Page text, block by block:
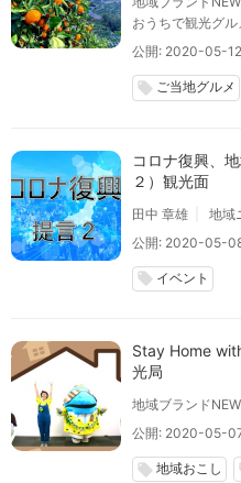
おうちで観光グル
公開: 2020-05-
local_offer ご当地グルメ
コロナ復興、
２）観光面
田中 章雄
地域
公開: 2020-05-
local_offer イベント
Stay Home
光局
地域ブランド
公開: 2020-05-
local_offer 地域おこし